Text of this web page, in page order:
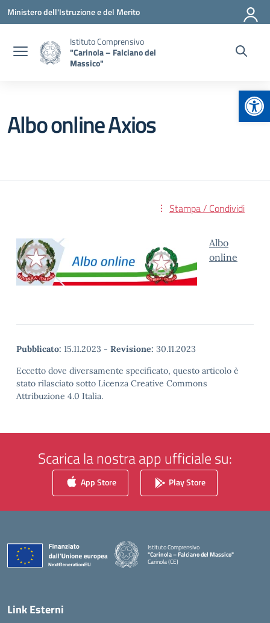
Vai ai contenuti
Vai al menu di navigazione
Vai al footer
Ministero dell'Istruzione e del Merito
Istituto Comprensivo
"Carinola – Falciano del
Massico"
Albo online Axios
Stampa / Condividi
Albo
online
Pubblicato: 15.11.2023 - Revisione: 30.11.2023
Eccetto dove diversamente specificato, questo articolo è
stato rilasciato sotto Licenza Creative Commons
Attribuzione 4.0 Italia.
Scarica la nostra app ufficiale su:
App Store Play Store
Istituto Comprensivo
"Carinola – Falciano del Massico"
Carinola (CE)
Link Esterni